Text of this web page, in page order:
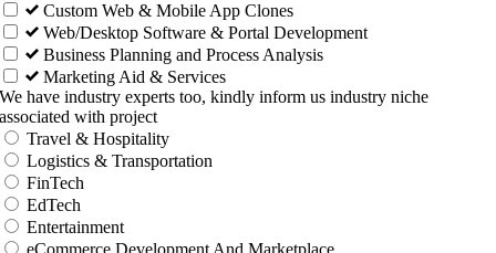
Custom Web & Mobile App Clones
Web/Desktop Software & Portal Development
Business Planning and Process Analysis
Marketing Aid & Services
We have industry experts too, kindly inform us industry niche
associated with project
Travel & Hospitality
Logistics & Transportation
FinTech
EdTech
Entertainment